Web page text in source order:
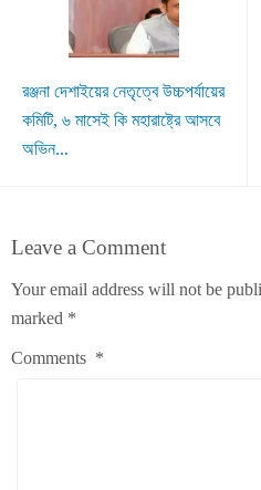
রঞ্জনা দেশাইয়ের নেতৃত্বে উচ্চপর্যায়ের
কমিটি, ৬ মাসেই কি মহারাষ্ট্রে আসবে
অভিন...
Leave a Comment
Your email address will not be
marked *
Comments *